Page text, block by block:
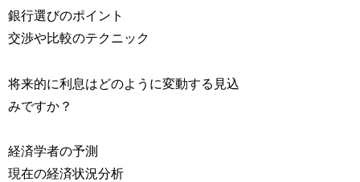
銀行選びのポイント
交渉や比較のテクニック
将来的に利息はどのように変動する見込
みですか？
経済学者の予測
現在の経済状況分析